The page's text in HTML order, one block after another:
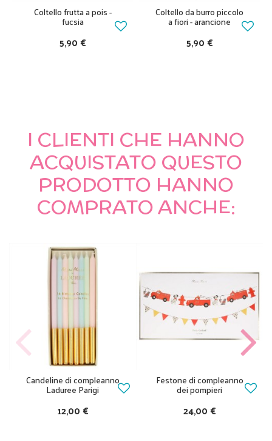
Coltello frutta a pois -
fucsia
5,90 €
Coltello da burro piccolo
a fiori - arancione
5,90 €
I CLIENTI CHE HANNO
ACQUISTATO QUESTO
PRODOTTO HANNO
COMPRATO ANCHE:
Candeline di compleanno
Laduree Parigi
12,00 €
Festone di compleanno
dei pompieri
24,00 €